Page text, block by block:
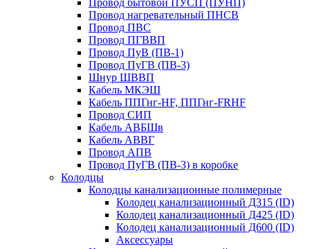
Провод нагревательный ПНСВ
Провод ПВС
Провод ПГВВП
Провод ПуВ (ПВ-1)
Провод ПуГВ (ПВ-3)
Шнур ШВВП
Кабель МКЭШ
Кабель ППГнг-HF, ППГнг-FRHF
Провод СИП
Кабель АВБШв
Кабель АВВГ
Провод АПВ
Провод ПуГВ (ПВ-3) в коробке
Колодцы
Колодцы канализационные полимерные
Колодец канализационный Д315 (ID)
Колодец канализационный Д425 (ID)
Колодец канализационный Д600 (ID)
Аксессуары